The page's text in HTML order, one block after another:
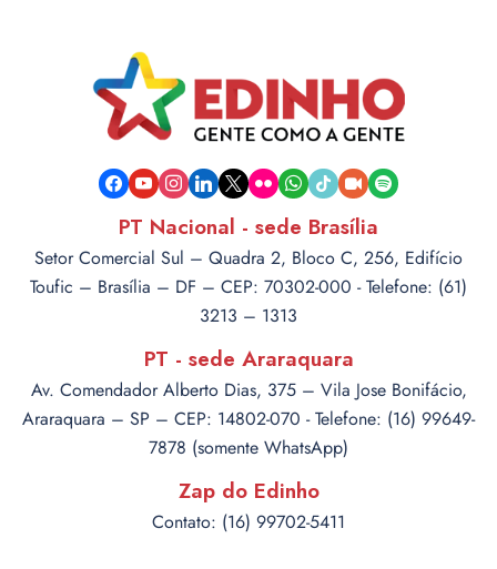
facebook
youtubeinstagram
linkedin
x flickrwhatsapp
tiktokvideo-spotify
PT Nacional - sede Brasília
Setor Comercial Sul – Quadra 2, Bloco C, 256, Edifício
Toufic – Brasília – DF – CEP: 70302-000 - Telefone: (61)
3213 – 1313
PT - sede Araraquara
Av. Comendador Alberto Dias, 375 – Vila Jose Bonifácio,
Araraquara – SP – CEP: 14802-070 - Telefone: (16) 99649-
7878 (somente WhatsApp)
Zap do Edinho
Contato: (16) 99702-5411